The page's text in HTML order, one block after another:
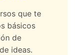
que te
básicos
de
ideas.